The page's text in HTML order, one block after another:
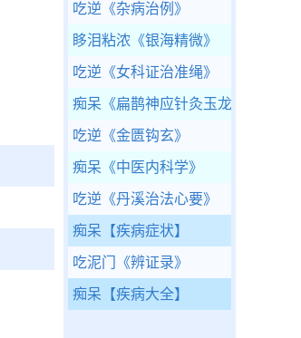
吃逆 《杂病治例》
眵泪粘浓 《银海精微》
吃逆 《女科证治准绳》
痴呆 《扁鹊神应针灸玉龙经》
吃逆 《金匮钩玄》
痴呆 《中医内科学》
吃逆 《丹溪治法心要》
痴呆 【疾病症状】
吃泥门 《辨证录》
痴呆 【疾病大全】